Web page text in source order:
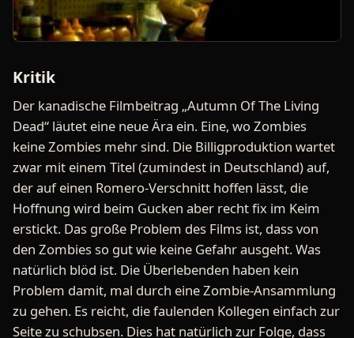
Kritik
Der kanadische Filmbeitrag „Autumn Of The Living
Dead“ läutet eine neue Ära ein. Eine, wo Zombies
keine Zombies mehr sind. Die Billigproduktion wartet
zwar mit einem Titel (zumindest in Deutschland) auf,
der auf einen Romero-Verschnitt hoffen lässt, die
Hoffnung wird beim Gucken aber recht fix im Keim
erstickt. Das große Problem des Films ist, dass von
den Zombies so gut wie keine Gefahr ausgeht. Was
natürlich blöd ist. Die Überlebenden haben kein
Problem damit, mal durch eine Zombie-Ansammlung
zu gehen. Es reicht, die faulenden Kollegen einfach zur
Seite zu schubsen. Dies hat natürlich zur Folge, dass